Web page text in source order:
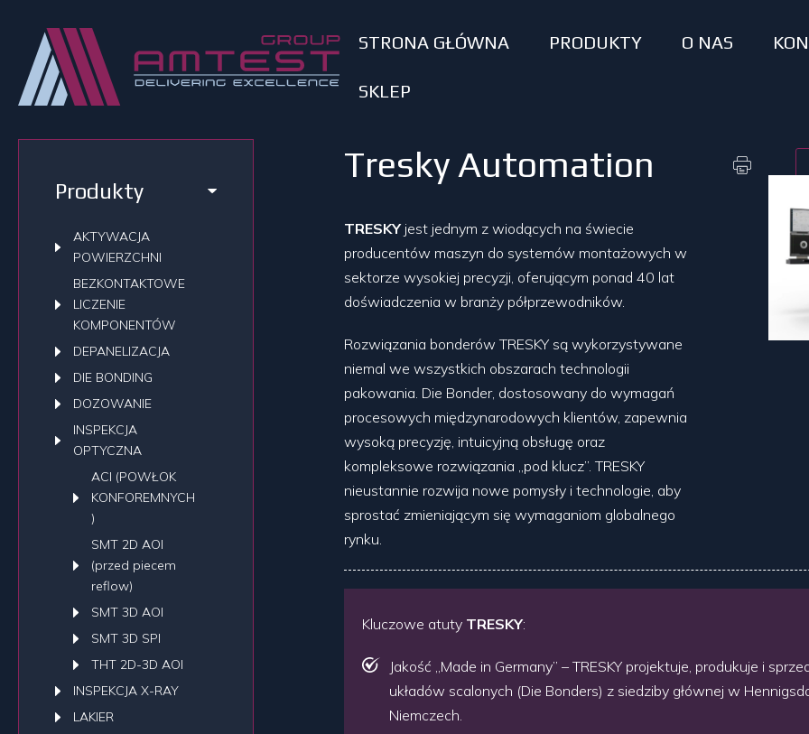
STRONA GŁÓWNA PRODUKTY O NAS
SKLEP
Produkty
AKTYWACJA
POWIERZCHNI
BEZKONTAKTOWE
LICZENIE
KOMPONENTÓW
DEPANELIZACJA
DIE BONDING
DOZOWANIE
INSPEKCJA
OPTYCZNA
ACI (POWŁOK
KONFOREMNYCH
)
SMT 2D AOI
(przed piecem
reflow)
SMT 3D AOI
SMT 3D SPI
THT 2D-3D AOI
INSPEKCJA X-RAY
LAKIER
Tresky Automation
TRESKYjest jednym z wiodących na świecie
producentów maszyn do systemów montażowych w
sektorze wysokiej precyzji, oferującym ponad 40 lat
doświadczenia w branży półprzewodników.
Rozwiązania bonderów TRESKY są wykorzystywane
niemal we wszystkich obszarach technologii
pakowania. Die Bonder, dostosowany do wymagań
procesowych międzynarodowych klientów, zapewnia
wysoką precyzję, intuicyjną obsługę oraz
kompleksowe rozwiązania „pod klucz”. TRESKY
nieustannie rozwija nowe pomysły i technologie, aby
sprostać zmieniającym się wymaganiom globalnego
rynku.
Kluczowe atuty TRESKY:
Jakość „Made in Germany” – TRESKY projektuje, produkuje i
układów scalonych (Die Bonders) z siedziby głównej w
Niemczech.